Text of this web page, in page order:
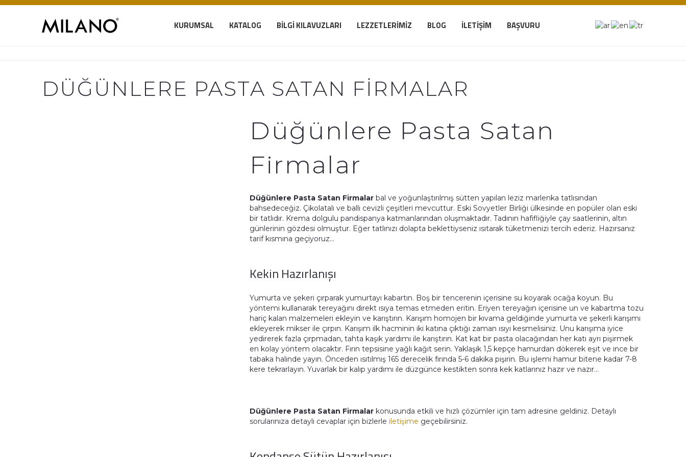
KURUMSAL KATALOG BILGI KILAVUZLARI LEZZETLERIMIZ BLOG İLETIŞIM BAŞVURU
DÜĞÜNLERE PASTA SATAN FIRMALAR
Düğünlere Pasta Satan
Firmalar
Düğünlere Pasta Satan Firmalarbal ve yoğunlaştırılmış sütten yapılan leziz marlenka tatlısından
bahsedeceğiz. Çikolatalı ve ballı cevizli çeşitleri mevcuttur. Eski Sovyetler Birliği ülkesinde en popüler olan eski
bir tatlıdır. Krema dolgulu pandispanya katmanlarından oluşmaktadır. Tadının hafifliğiyle çay saatlerinin, altın
günlerinin gözdesi olmuştur. Eğer tatlınızı dolapta beklettiyseniz ısıtarak tüketmenizi tercih ederiz. Hazırsanız
tarif kısmına geçiyoruz…
Kekin Hazırlanışı
Yumurta ve şekeri çırparak yumurtayı kabartın. Boş bir tencerenin içerisine su koyarak ocağa koyun. Bu
yöntemi kullanarak tereyağını direkt ısıya temas etmeden eritin. Eriyen tereyağın içerisine un ve kabartma tozu
hariç kalan malzemeleri ekleyin ve karıştırın. Karışım homojen bir kıvama geldiğinde yumurta ve şekerli karışımı
ekleyerek mikser ile çırpın. Karışım ilk hacminin iki katına çıktığı zaman ısıyı kesmelisiniz. Unu karışıma iyice
yedirerek fazla çırpmadan, tahta kaşık yardımı ile karıştırın. Kat kat bir pasta olacağından her katı ayrı pişirmek
en kolay yöntem olacaktır. Fırın tepsisine yağlı kağıt serin. Yaklaşık 1,5 kepçe hamurdan dökerek eşit ve ince bir
tabaka halinde yayın. Önceden ısıtılmış 165 derecelik fırında 5-6 dakika pişirin. Bu işlemi hamur bitene kadar 7-8
kere tekrarlayın. Yuvarlak bir kalıp yardımı ile düzgünce kestikten sonra kek katlarınız hazır ve nazır…
Düğünlere Pasta Satan Firmalar konusunda etkili ve hızlı çözümler için tam adresine geldiniz. Detaylı
sorularınıza detaylı cevaplar için bizlerleiletişime geçebilirsiniz.